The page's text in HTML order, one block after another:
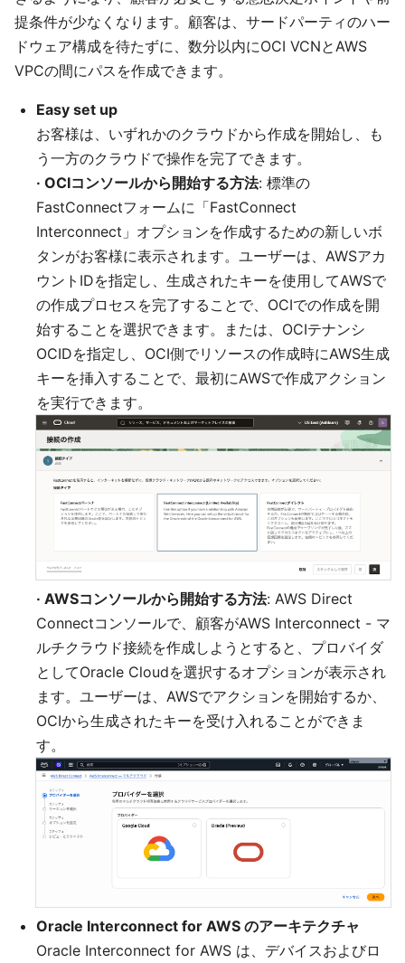
提条件が少なくなります。顧客は、サードパーティのハー
ドウェア構成を待たずに、数分以内にOCI VCNとAWS
VPCの間にパスを作成できます。
Easy set up
お客様は、いずれかのクラウドから作成を開始し、も
う一方のクラウドで操作を完了できます。
· OCIコンソールから開始する方法: 標準の
FastConnectフォームに「FastConnect
Interconnect」オプションを作成するための新しいボ
タンがお客様に表示されます。ユーザーは、AWSアカ
ウントIDを指定し、生成されたキーを使用してAWSで
の作成プロセスを完了することで、OCIでの作成を開
始することを選択できます。または、OCIテナンシ
OCIDを指定し、OCI側でリソースの作成時にAWS生成
キーを挿入することで、最初にAWSで作成アクション
を実行できます。
· AWSコンソールから開始する方法: AWS Direct
Connectコンソールで、顧客がAWS Interconnect - マ
ルチクラウド接続を作成しようとすると、プロバイダ
としてOracle Cloudを選択するオプションが表示され
ます。ユーザーは、AWSでアクションを開始するか、
OCIから生成されたキーを受け入れることができま
す。
Oracle Interconnect for AWS のアーキテクチャ
Oracle Interconnect for AWS は、デバイスおよびロ